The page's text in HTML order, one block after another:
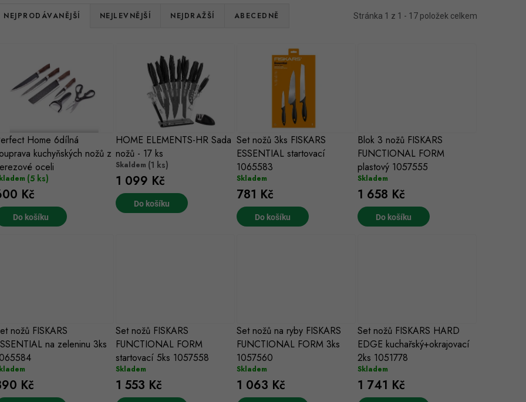
Stránka 1 z 1 - 17 položek celkem
ŘNEJPRODÁVANĚJŠÍ NEJLEVNĚJŠÍ NEJDRAŽŠÍ ABECEDNĚ
Home 6dílná
kuchyňských nožů z
oceli
(5 ks)
Kč
Do košíku
HOME ELEMENTS-HR Sada
nožů - 17 ks
Skaldem (1 ks)
1 099 Kč
Do košíku
Set nožů 3ks FISKARS
ESSENTIAL startovací
1065583
Skladem
781 Kč
Do košíku
Blok 3 nožů FISKARS
FUNCTIONAL FORM
plastový 1057555
Skladem
1 658 Kč
Do košíku
nožů FISKARS
na zeleninu 3ks
Kč
Set nožů FISKARS
FUNCTIONAL FORM
startovací 5ks 1057558
Skladem
1 553 Kč
Set nožů na ryby FISKARS
FUNCTIONAL FORM 3ks
1057560
Skladem
1 063 Kč
Set nožů FISKARS HARD
EDGE kuchařský+okrajovací
2ks 1051778
Skladem
1 741 Kč